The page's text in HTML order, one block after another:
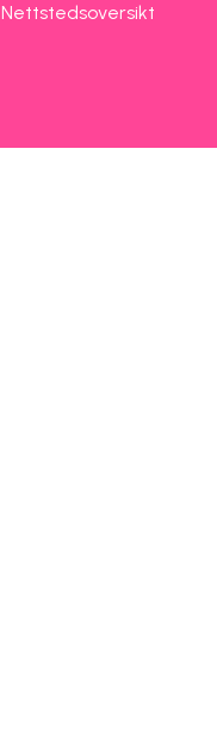
Nettstedsoversikt